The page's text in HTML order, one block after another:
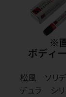
松風 ソリ
デュラ シ